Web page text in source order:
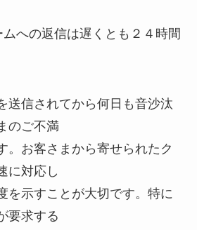
への返信は遅くとも２４時間
送信されてから何日も音沙汰
のご不満
。お客さまから寄せられたク
に対応し
を示すことが大切です。特に
要求する